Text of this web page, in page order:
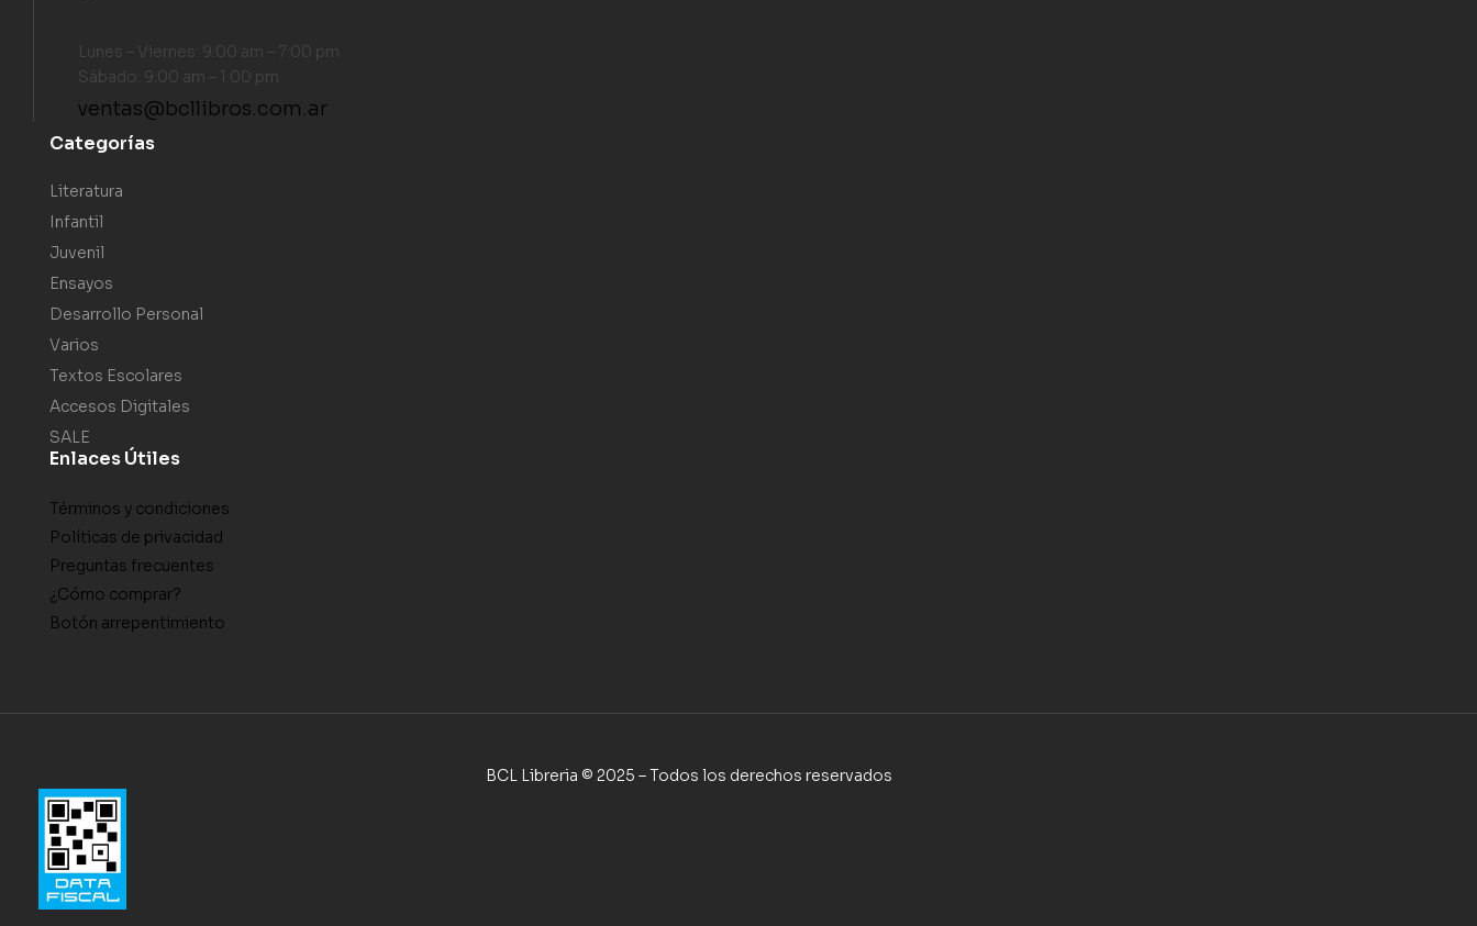
Lunes – Viernes: 9:00 am – 7:00 pm
Sábado: 9:00 am – 1:00 pm
ventas@bcllibros.com.ar
Categorías
Literatura
Infantil
Juvenil
Ensayos
Desarrollo Personal
Varios
Textos Escolares
Accesos Digitales
SALE
Enlaces Útiles
Términos y condiciones
Políticas de privacidad
Preguntas frecuentes
¿Cómo comprar?
Botón arrepentimiento
BCL Libreria © 2025 – Todos los derechos reservados